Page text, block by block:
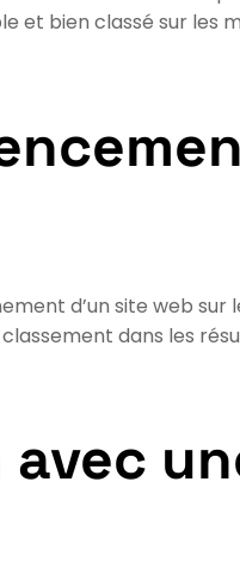
et bien classé sur les
d’un site web sur
dans les